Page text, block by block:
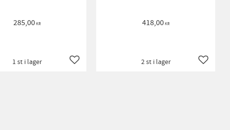
285,00KR
Lägg till i favoriter
1 st i lager
418,00KR
Lägg
2 st i lager